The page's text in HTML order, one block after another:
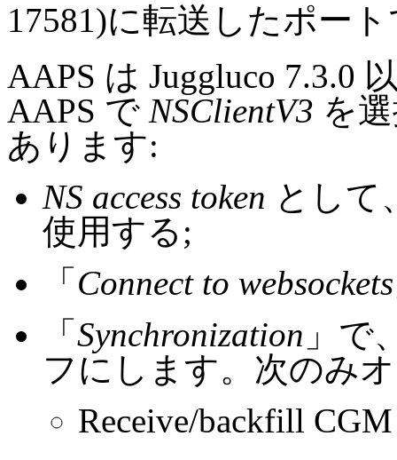
17581)に転送したポー
AAPS は Juggluco 7.3.0
AAPS で NSClientV3 を
あります:
NS access token として
使用する;
「 Connect to websockets
「 Synchronization 」で
フにします。次のみ
Receive/backfill CGM